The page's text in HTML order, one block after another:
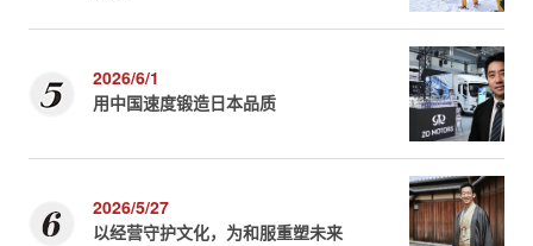
2026/6/1
用中国速度锻造日本品质
2026/5/27
以经营守护文化，为和服重塑未来